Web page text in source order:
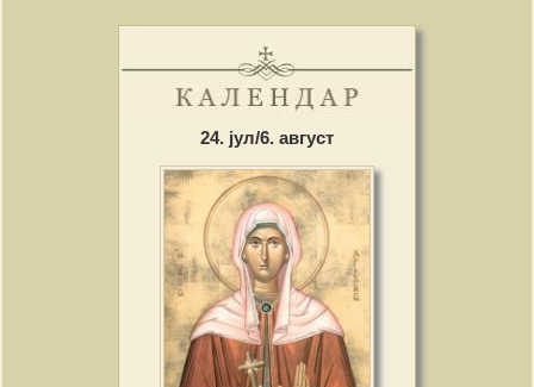
24. јул/6. август